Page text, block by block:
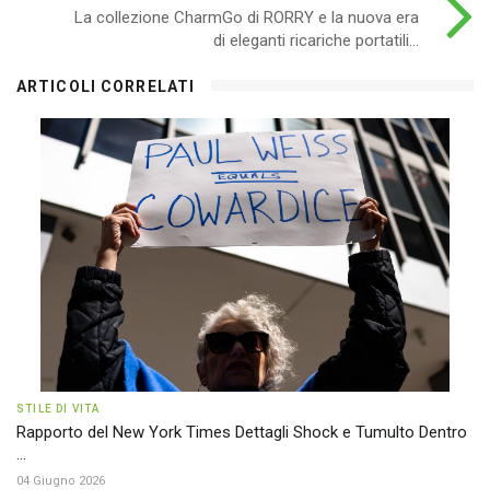
La collezione CharmGo di RORRY e la nuova era
di eleganti ricariche portatili...
ARTICOLI CORRELATI
STILE DI VITA
Rapporto del New York Times Dettagli Shock e Tumulto Dentro
...
04 Giugno 2026